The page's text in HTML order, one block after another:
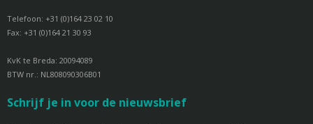
Telefoon: +31 (0)164 23 02 10
Fax: +31 (0)164 21 30 93
KvK te Breda: 20094089
BTW nr.: NL808090306B01
Schrijf je in voor de nieuwsbrief